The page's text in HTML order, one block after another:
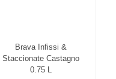
Brava Infissi &
Staccionate Castagno
0.75 L